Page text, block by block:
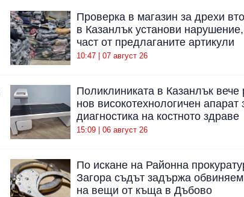
Проверка в магазин за дрехи
в Казанлък установи
част от предлаганите артикули
10:47 | 07 август 26
Поликлиниката в Казанлък вече
нов високотехнологичен апарат
диагностика на костното здраве
15:09 | 06 август 26
По искане на Районна
Загора съдът задържа
на вещи от къща в Дъбово